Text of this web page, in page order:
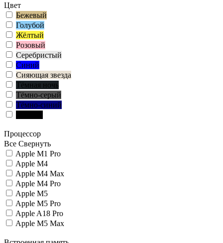
Цвет
Бежевый
Голубой
Жёлтый
Розовый
Серебристый
Синий
Сияющая звезда
Тёмная ночь
Тёмно-серый
Тёмно-синий
Процессор
Все Свернуть
Apple M1 Pro
Apple M4
Apple M4 Max
Apple M4 Pro
Apple M5
Apple M5 Pro
Apple A18 Pro
Apple M5 Max